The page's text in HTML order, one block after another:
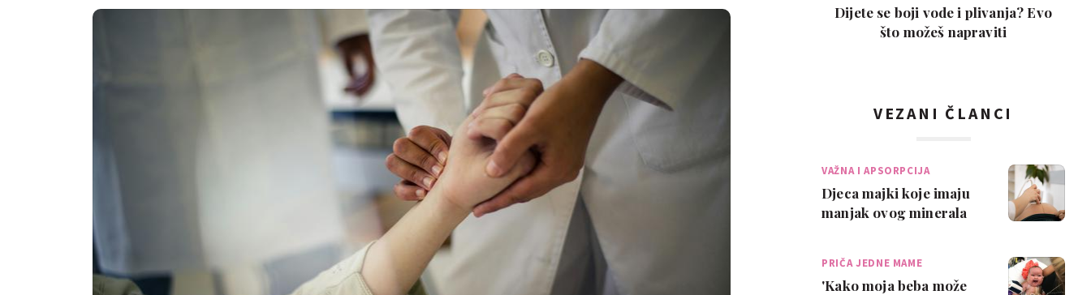
Dijete se boji vode i plivanja? Evo
što možeš napraviti
VEZANI ČLANCI
VAŽNA I APSORPCIJA
Djeca majki koje imaju
manjak ovog minerala
PRIČA JEDNE MAME
'Kako moja beba može